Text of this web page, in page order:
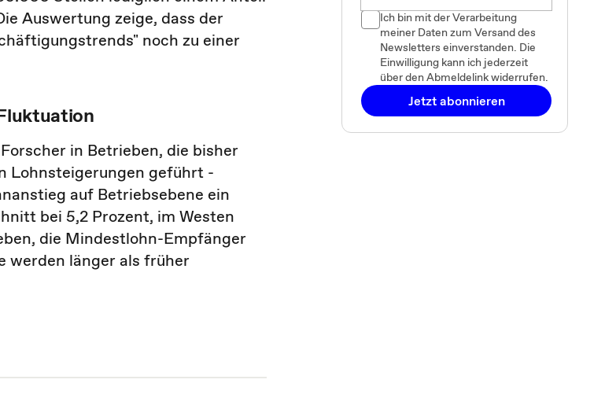
Auswertung zeige, dass der
noch zu einer
in Betrieben, die bisher
Lohnsteigerungen geführt -
auf Betriebsebene ein
bei 5,2 Prozent, im Westen
die Mindestlohn-Empfänger
werden länger als früher
Ich bin mit der Verarbeitung
meiner Daten zum Versand des
Newsletters einverstanden. Die
Einwilligung kann ich jederzeit
über den Abmeldelink widerrufen.
Jetzt abonnieren